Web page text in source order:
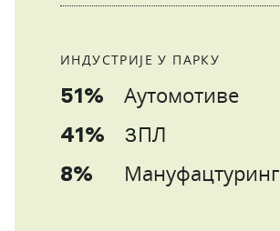
ИНДУСТРИЈЕ У ПАРКУ
51%
Аутомотиве
41%
3ПЛ
8%
Мануфацтуринг